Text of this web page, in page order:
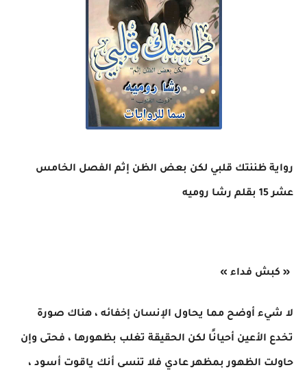
رواية ظننتك قلبي لكن بعض الظن إثم الفصل الخامس
عشر 15 بقلم رشا روميه
« كبش فداء »
لا شيء أوضح مما يحاول الإنسان إخفائه ، هناك صورة
تخدع الأعين أحيانًا لكن الحقيقة تغلب بظهورها ، فحتى وإن
حاولت الظهور بمظهر عادي فلا تنسى أنك ياقوت أسود ،